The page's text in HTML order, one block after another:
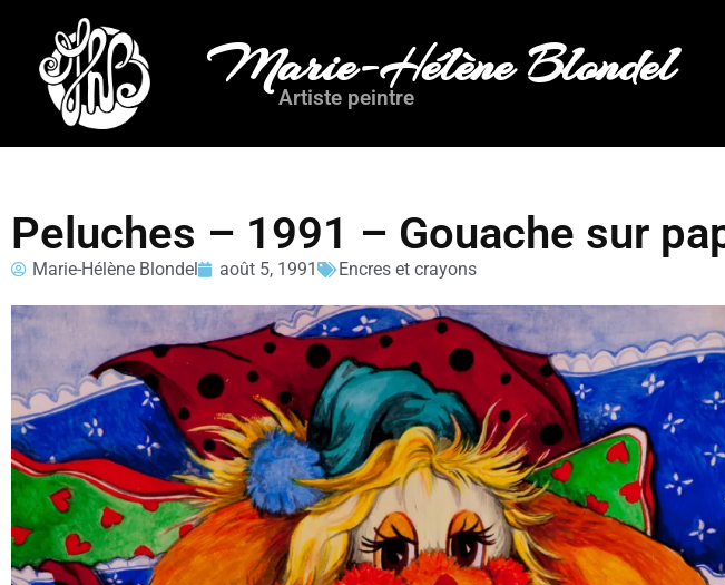
Marie-Hélène Blondel
Artiste peintre
Peluches – 1991 – Gouache sur
Marie-Hélène Blondel août 5, 1991 Encres et crayons